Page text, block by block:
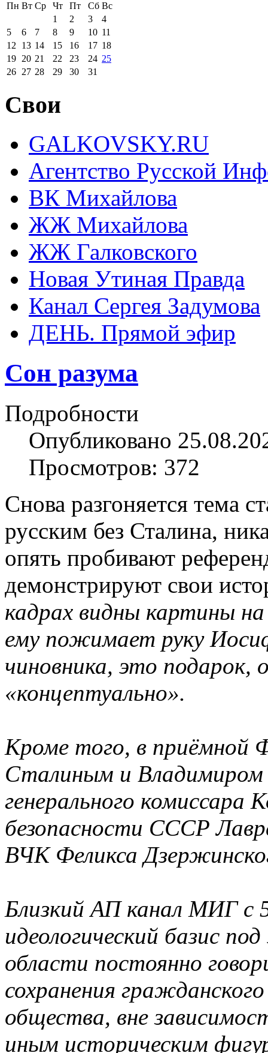
Пн Вт Ср Чт Пт Сб Вс
1
2 3
4
5
6 7 8 9 10 11
12
13 14 15 16 17 18
19 20 21 22 23 24 25
26 27 28 29 30 31
Свои
GALKOVSKY.RU
Агентство Русской
ВК Михайлова
ЖЖ Михайлова
ЖЖ Галковского
Новая Утиная Правда
Канал Сергея Задумова
ДЕНЬ. Прямой эфир
Сон разума
Подробности
Опубликовано
Просмотров: 372
Снова разгоняется тема
русским без Сталина,
опять пробивают
демонстрируют свои
кадрах видны картины
ему пожимает руку
чиновника, это подарок,
«концептуально».
Кроме того, в приёмной
Сталиным и
генерального комиссара
безопасности СССР
ВЧК Феликса
Близкий АП канал МИГ с
идеологический базис
области постоянно
сохранения
общества, вне
иным историческим